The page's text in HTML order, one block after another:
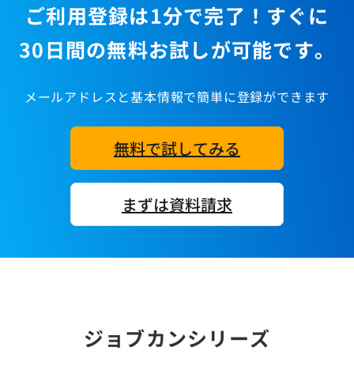
ご利用登録は1分で完了！すぐに
30日間の無料お試しが可能です。
メールアドレスと基本情報で簡単に登録ができます
無料で試してみる
まずは資料請求
ジョブカンシリーズ